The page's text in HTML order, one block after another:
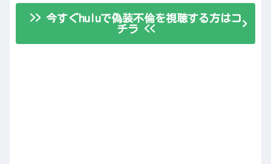
>> 今すぐhuluで偽装不倫を視聴する方はコ
チラ <<